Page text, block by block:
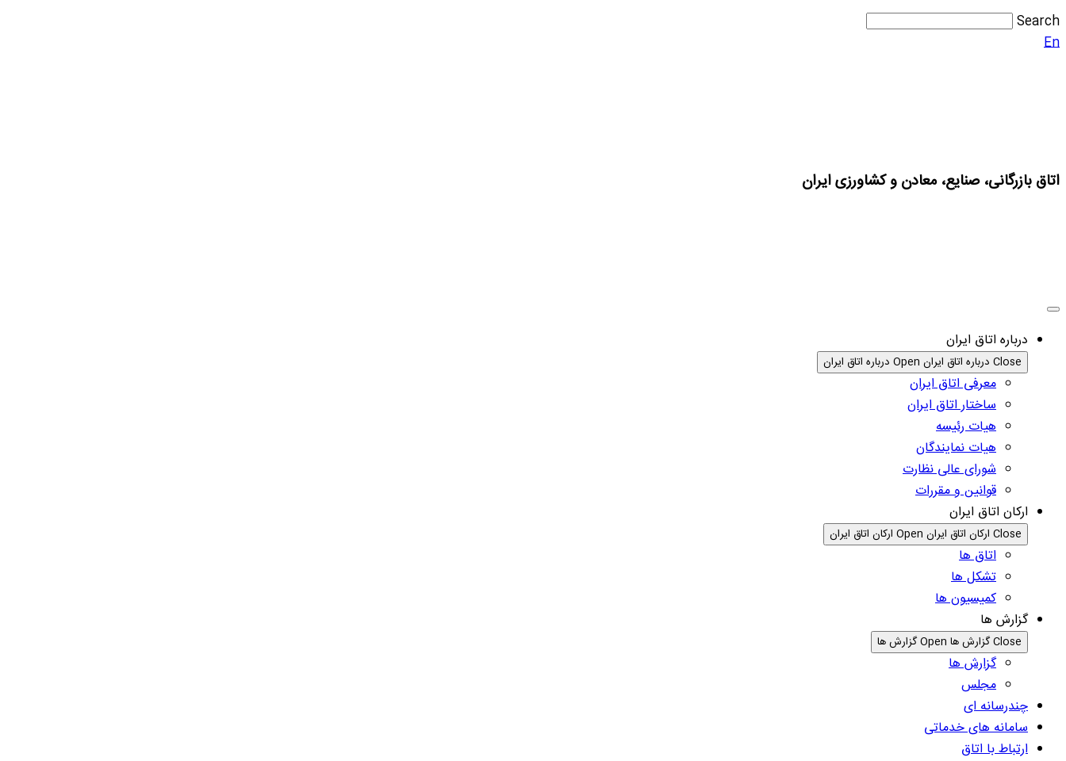
Search
En
اتاق بازرگانی، صنایع، معادن و کشاورزی ایران
درباره اتاق ایران
Close درباره اتاق ایران Open درباره اتاق ایران
معرفی اتاق ایران
ساختار اتاق ایران
هیات رئیسه
هیات نمایندگان
شورای عالی نظارت
قوانین و مقررات
ارکان اتاق ایران
Close ارکان اتاق ایران Open ارکان اتاق ایران
اتاق ها
تشکل ها
کمیسیون ها
گزارش ها
Close گزارش ها Open گزارش ها
گزارش ها
مجلس
چندرسانه ای
سامانه های خدماتی
ارتباط با اتاق